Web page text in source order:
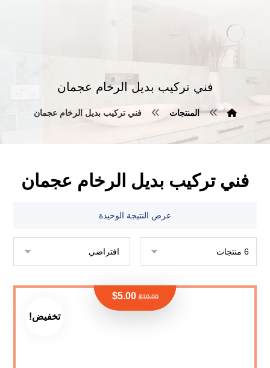
فني تركيب بديل الرخام عجمان
المنتجات فني تركيب بديل الرخام عجمان
فني تركيب بديل الرخام عجمان
عرض النتيجة الوحيدة
تخفيض!
$10.00
$5.00